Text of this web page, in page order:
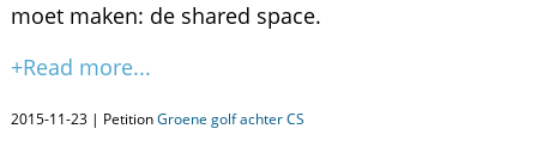
moet maken: de shared space.
+Read more...
2015-11-23 | PetitionGroene golf achter CS